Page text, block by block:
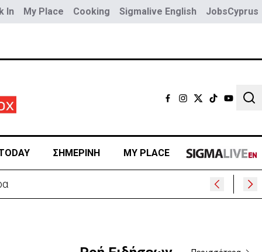
In My Place Cooking Sigmalive English JobsCyprus
ΣΗΜΕΡΙΝΗ MY PLACE